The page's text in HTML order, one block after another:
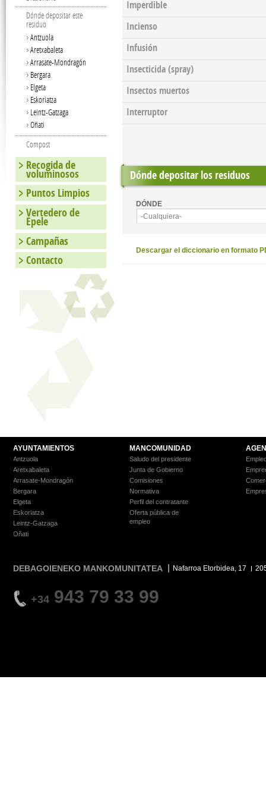
Imperdible
Incienso
Infusión
Insecticida (spray)
Insectos muertos
Interruptor
Dónde depositar los residuos
DÓNDE
-Cualquiera-
Descargar el diccionario en formato
Dónde depositar este
residuo
Antzuola
Aretxabaleta
Arrasate-Mondragón
Bergara
Elgeta
Eskoriatza
Leintz-Gatzaga
Oñati
Compost
Recogida de
voluminosos
Puntos Limpios
Vertedero de
Epele
Campañas
Contacto
AYUNTAMIENTOS
Antzuola
Aretxabaleta
Arrasate-Mondragón
Bergara
Elgeta
Eskoriatza
Leintz-Gatzaga
Oñati
MANCOMUNIDAD
Saludo del presidente
Junta de Gobierno
Comisiones
Normativa
Perfil del contratante
Oferta pública de
empleo
DEBAGOIENEKO MANKOMUNITATEA Nafarroa Etorbidea, 17
+34 943 79 33 99